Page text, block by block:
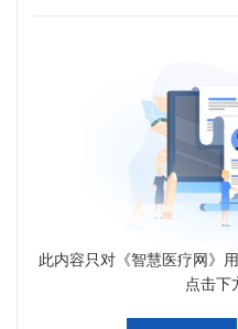
此内容只对《智慧医疗网》
点击下